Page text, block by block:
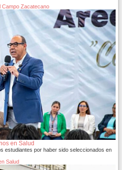
Campo Zacatecano
en Salud
estudiantes por haber sido seleccionados en
Salud